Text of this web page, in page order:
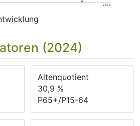
2024
(2024)
Altenquotient
30,9 %
P65+/P15-64